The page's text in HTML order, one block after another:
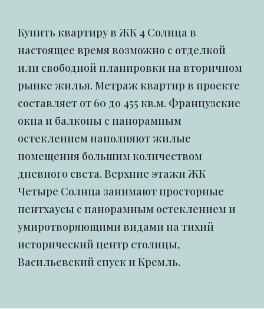
Купить квартиру в ЖК 4 Солнца в
настоящее время возможно с отделкой
или свободной планировки на вторичном
рынке жилья. Метраж квартир в проекте
составляет от 60 до 455 кв.м. Французские
окна и балконы с панорамным
остеклением наполняют жилые
помещения большим количеством
дневного света. Верхние этажи ЖК
Четыре Солнца занимают просторные
пентхаусы с панорамным остеклением и
умиротворяющими видами на тихий
исторический центр столицы,
Васильевский спуск и Кремль.